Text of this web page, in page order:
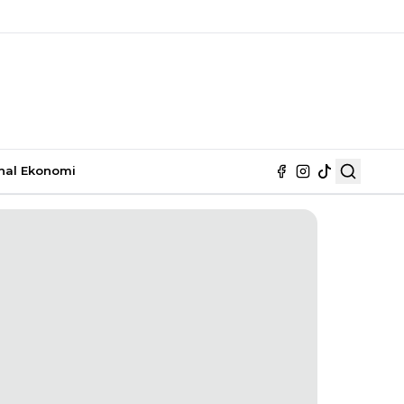
Ekonomi